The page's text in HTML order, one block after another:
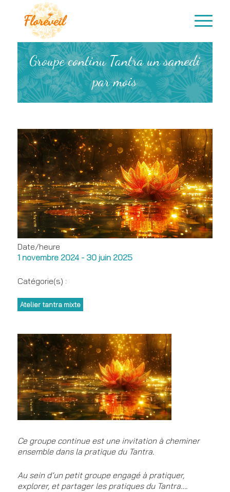
Groupe continu Tantra un samedi
par mois
Date/heure
1 novembre 2024 - 30 juin 2025
Catégorie(s) :
Atelier tantra mixte
Ce groupe continue est une invitation à cheminer
ensemble dans la pratique du Tantra.
Au sein d’un petit groupe engagé à pratiquer,
explorer, et partager les pratiques du Tantra….